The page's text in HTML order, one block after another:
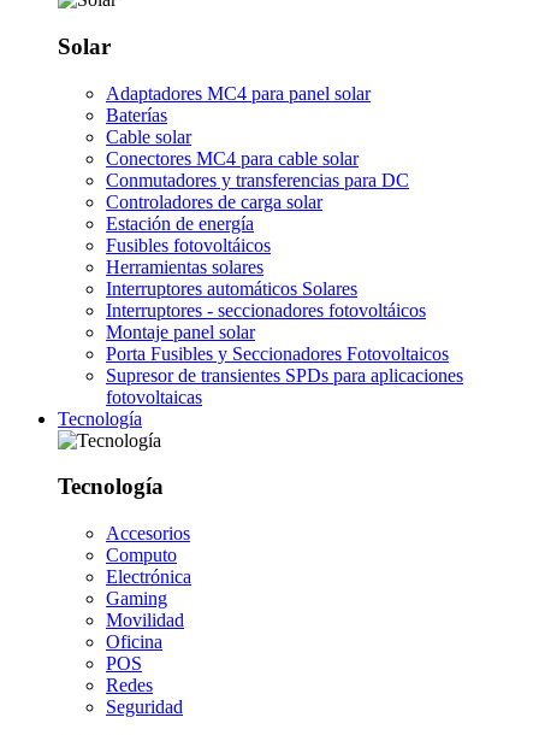
Solar
Adaptadores MC4 para panel solar
Baterías
Cable solar
Conectores MC4 para cable solar
Conmutadores y transferencias para DC
Controladores de carga solar
Estación de energía
Fusibles fotovoltáicos
Herramientas solares
Interruptores automáticos Solares
Interruptores - seccionadores fotovoltáicos
Montaje panel solar
Porta Fusibles y Seccionadores Fotovoltaicos
Supresor de transientes SPDs para aplicaciones
fotovoltaicas
Tecnología
Tecnología
Accesorios
Computo
Electrónica
Gaming
Movilidad
Oficina
POS
Redes
Seguridad